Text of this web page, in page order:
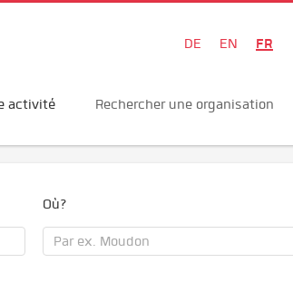
DE EN FR
activité Rechercher une organisation
Où?